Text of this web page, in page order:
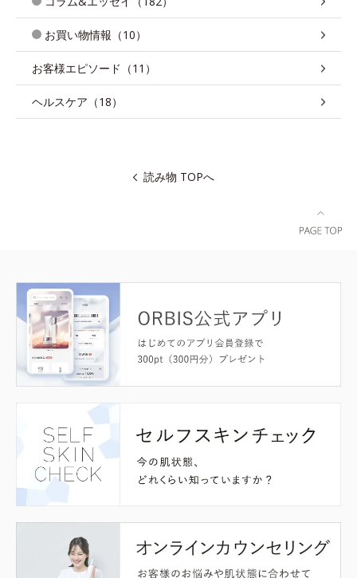
お買い物情報（10）
お客様エピソード（11）
ヘルスケア（18）
読み物 TOPへ